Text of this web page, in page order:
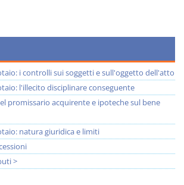
i controlli sui soggetti e sull'oggetto dell'atto
l'illecito disciplinare conseguente
promissario acquirente e ipoteche sul bene
natura giuridica e limiti
>